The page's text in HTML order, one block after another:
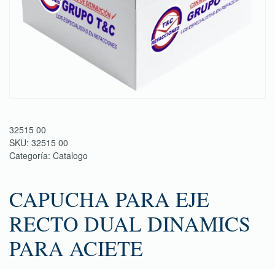
32515 00
SKU: 32515 00
Categoría: Catalogo
CAPUCHA PARA EJE
RECTO DUAL DINAMICS
PARA ACIETE